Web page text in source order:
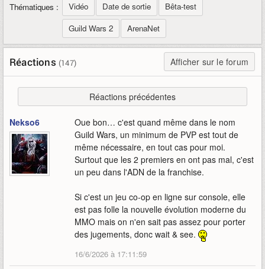
Thématiques : Vidéo Date de sortie
Bêta-test
Guild Wars 2
ArenaNet
Réactions (147) Afficher sur le forum
Réactions précédentes
Nekso6
Oue bon… c'est quand même dans le nom
Guild Wars, un minimum de PVP est tout de
même nécessaire, en tout cas pour moi.
Surtout que les 2 premiers en ont pas mal, c'est
un peu dans l'ADN de la franchise.
Si c'est un jeu co-op en ligne sur console, elle
est pas folle la nouvelle évolution moderne du
MMO mais on n'en sait pas assez pour porter
des jugements, donc wait & see.
16/6/2026 à 17:11:59